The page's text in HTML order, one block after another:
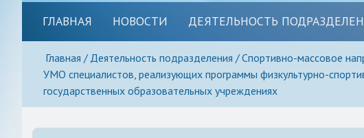
ГЛАВНАЯ НОВОСТИ ДЕЯТЕЛЬНОСТЬ
Спортивно-массовое направление
Методическое сопровождение
Школьные спортивные клубы
Главная Деятельность подразделения Спортивно-массовое
УМО специалистов, реализующих программы физкультурно-
государственных образовательных учреждениях